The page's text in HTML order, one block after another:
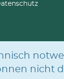
nicht